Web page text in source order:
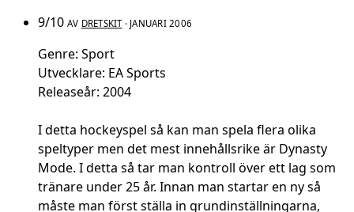
9/10 AV DRETSKIT· JANUARI 2006
Genre: Sport
Utvecklare: EA Sports
Releaseår: 2004
I detta hockeyspel så kan man spela flera olika
speltyper men det mest innehållsrike är Dynasty
Mode. I detta så tar man kontroll över ett lag som
tränare under 25 år. Innan man startar en ny så
måste man först ställa in grundinställningarna,